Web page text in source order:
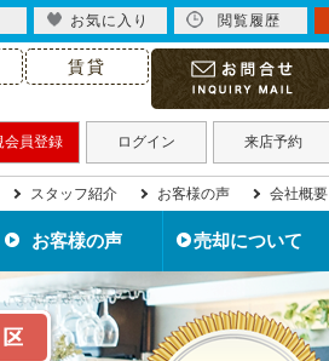
賃貸
会員登録 ログイン 来店予約
スタッフ紹介 お客様の声 会社概要
お客様の声 売却について
北九州市の不動産売却
離婚で不動産売却
相続で不動産売却
住み替えで不動産売却
空き家を売却
住宅ローン滞納で売却
不動産買取について
売却事例
無料売却査定
お気に入り 閲覧履歴